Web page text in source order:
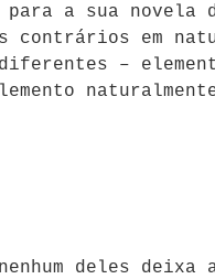
para a sua
contrários em
–
deles